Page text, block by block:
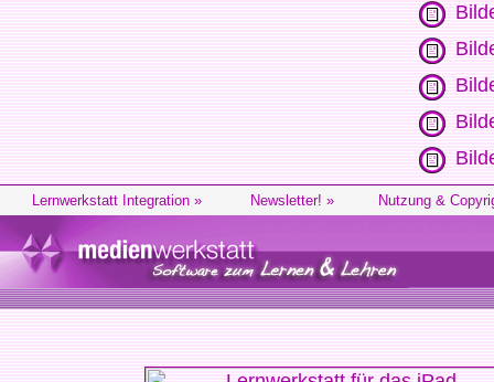
Lernwerkstatt Integration » Newsletter! » Nutzung &